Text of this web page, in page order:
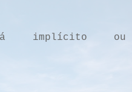
implícito ou